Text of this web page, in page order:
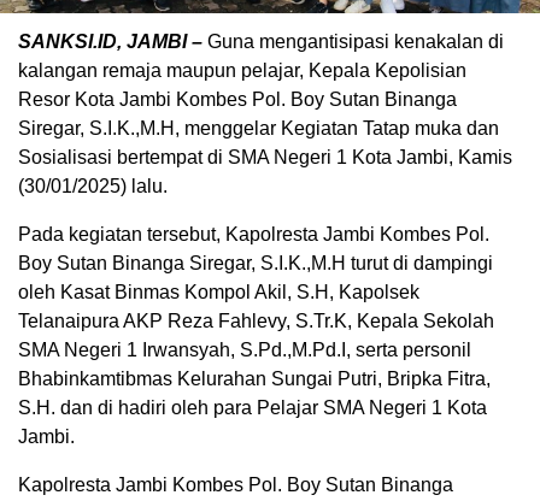
SANKSI.ID, JAMBI – Guna mengantisipasi kenakalan di
kalangan remaja maupun pelajar, Kepala Kepolisian
Resor Kota Jambi Kombes Pol. Boy Sutan Binanga
Siregar, S.I.K.,M.H, menggelar Kegiatan Tatap muka dan
Sosialisasi bertempat di SMA Negeri 1 Kota Jambi, Kamis
(30/01/2025) lalu.
Pada kegiatan tersebut, Kapolresta Jambi Kombes Pol.
Boy Sutan Binanga Siregar, S.I.K.,M.H turut di dampingi
oleh Kasat Binmas Kompol Akil, S.H, Kapolsek
Telanaipura AKP Reza Fahlevy, S.Tr.K, Kepala Sekolah
SMA Negeri 1 Irwansyah, S.Pd.,M.Pd.I, serta personil
Bhabinkamtibmas Kelurahan Sungai Putri, Bripka Fitra,
S.H. dan di hadiri oleh para Pelajar SMA Negeri 1 Kota
Jambi.
Kapolresta Jambi Kombes Pol. Boy Sutan Binanga